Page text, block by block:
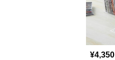
¥4,350